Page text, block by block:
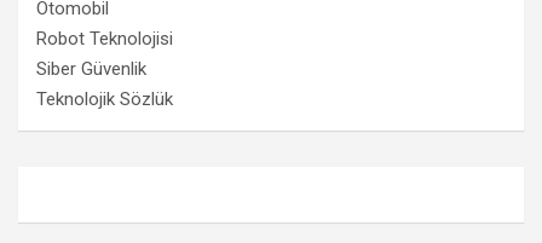
Otomobil
Robot Teknolojisi
Siber Güvenlik
Teknolojik Sözlük